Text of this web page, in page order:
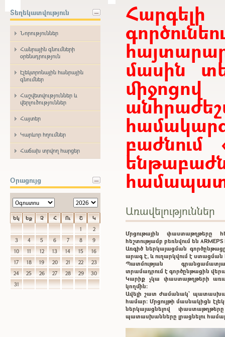
Տեղեկատվություն
Նորություններ
Հանրային գնումների
օրենսդրություն
Էլեկտրոնային հանրային
գնումներ
Հաշվետվություններ և
վերլուծություններ
Հայտեր
Կարևոր հղումներ
Հաճախ տրվող հարցեր
Օրացույց
Եկ Եք Չ Հ Ու Շ
Կ
1
2
3
4 5 6 7 8
9
10
11 12 13 14 15
16
17
18 19 20 21 22
23
24
25 26 27 28 29
30
31
մասին
բաժնում
Առավելություններ
Մրցութային փաստաթղթերը
հեշտությամբ բեռնվում են
Առգիծ ներկայացման
արագ է, և ուղարկվում է
Պատմության
տրամադրում է գործընթացին
Կարիք չկա փաստաթղթերի
կողմին:
Ավելի շատ ժամանակ`
համար: Մրցույթի մասնակիցն
ներկայացնելով
պատասխանները լրացնելու